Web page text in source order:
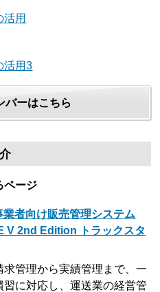
活用
活用3
バーはこちら
ページ
業者向け販売管理システム
V 2nd Edition トラックスタ
管理から実績管理まで、一
に対応し、運送業の経営管